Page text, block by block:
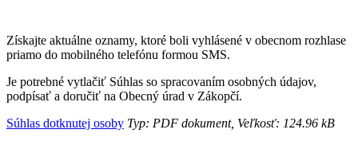
Získajte aktuálne oznamy, ktoré boli vyhlásené v obecnom rozhlase
priamo do mobilného telefónu formou SMS.
Je potrebné vytlačiť Súhlas so spracovaním osobných údajov,
podpísať a doručiť na Obecný úrad v Zákopčí.
Súhlas dotknutej osoby Typ: PDF dokument, Veľkosť: 124.96 kB